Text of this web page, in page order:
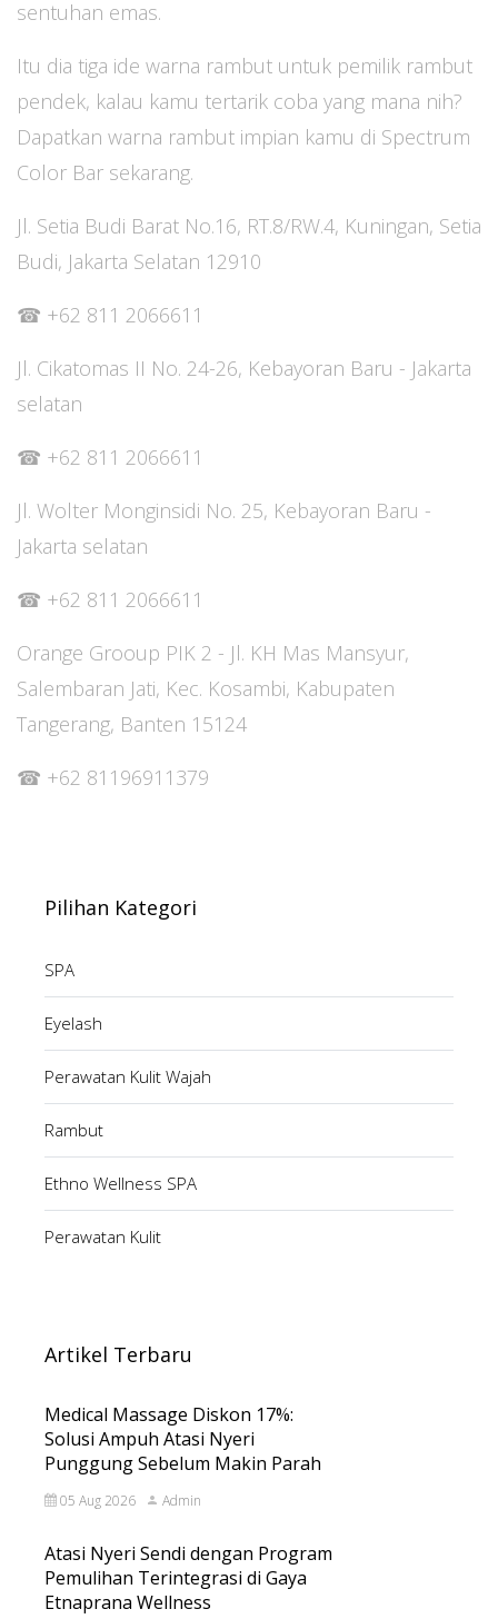
sentuhan emas.
Itu dia tiga ide warna rambut untuk pemilik rambut
pendek, kalau kamu tertarik coba yang mana nih?
Dapatkan warna rambut impian kamu di Spectrum
Color Bar sekarang.
Jl. Setia Budi Barat No.16, RT.8/RW.4, Kuningan, Setia
Budi, Jakarta Selatan 12910
☎ +62 811 2066611
Jl. Cikatomas II No. 24-26, Kebayoran Baru - Jakarta
selatan
☎ +62 811 2066611
Jl. Wolter Monginsidi No. 25, Kebayoran Baru -
Jakarta selatan
☎ +62 811 2066611
Orange Grooup PIK 2 - Jl. KH Mas Mansyur,
Salembaran Jati, Kec. Kosambi, Kabupaten
Tangerang, Banten 15124
☎ +62 81196911379
Pilihan Kategori
SPA
Eyelash
Perawatan Kulit Wajah
Rambut
Ethno Wellness SPA
Perawatan Kulit
Artikel Terbaru
Medical Massage Diskon 17%:
Solusi Ampuh Atasi Nyeri
Punggung Sebelum Makin Parah
05 Aug 2026 Admin
Atasi Nyeri Sendi dengan Program
Pemulihan Terintegrasi di Gaya
Etnaprana Wellness